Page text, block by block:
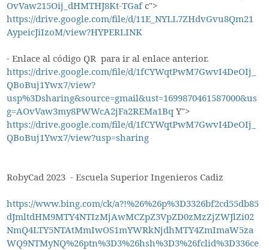
OvVaw215Oij_dHMTHJ8Kt-TGafc">
https://drive.google.com/file/d/11E_NYLL7ZHdvGvu8Qm21
AypeicJiIzoM/view?HYPERLINK
- Enlace al código QR para ir al enlace anterior.
https://drive.google.com/file/d/1fCYWqtPwM7GwvI4DeOIj_
QBoBuj1Ywx7/view?
usp%3Dsharing&source=gmail&ust=1699870461587000&us
g=AOvVaw3my8PWWcA2jFa2REMa1Bq Y">
https://drive.google.com/file/d/1fCYWqtPwM7GwvI4DeOIj_
QBoBuj1Ywx7/view?usp=sharing
RobyCad 2023 - Escuela Superior Ingenieros Cadiz
https://www.bing.com/ck/a?!%26%26p%3D3326bf2cd55db85
dJmltdHM9MTY4NTIzMjAwMCZpZ3VpZD0zMzZjZWJlZi02
NmQ4LTY5NTAtMmIwOS1mYWRkNjdhMTY4ZmImaW5za
WQ9NTMyNQ%26ptn%3D3%26hsh%3D3%26fclid%3D336ce